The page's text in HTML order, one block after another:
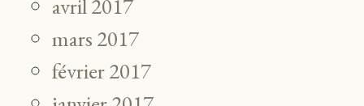
avril 2017
mars 2017
février 2017